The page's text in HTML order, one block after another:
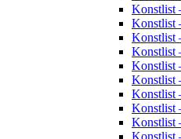
Konstlist
Konstlist
Konstlist
Konstlist
Konstlist
Konstlist
Konstlist
Konstlist
Konstlist
Konstlist